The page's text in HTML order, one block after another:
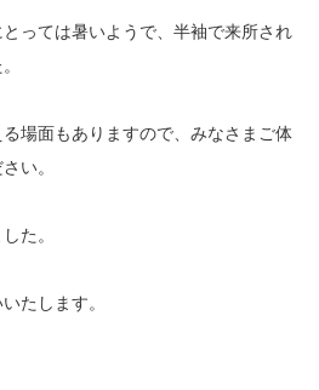
っては暑いようで、半袖で来所され
場面もありますので、みなさまご体
い。
た。
たします。